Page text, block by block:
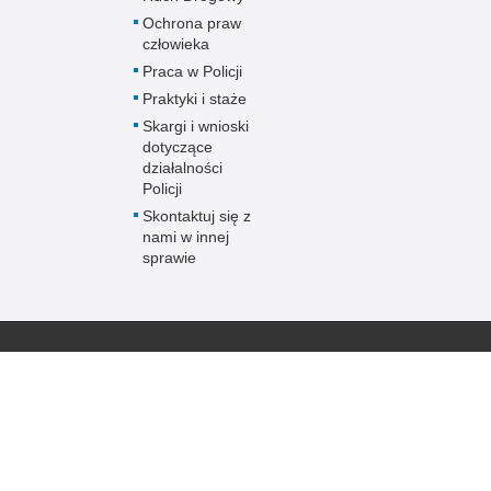
Ochrona praw
człowieka
Praca w Policji
Praktyki i staże
Skargi i wnioski
dotyczące
działalności
Policji
Skontaktuj się z
nami w innej
sprawie